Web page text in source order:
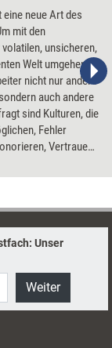
neue Art des
mit den
unsicheren,
Welt umgehen zu
nicht nur andere
auch andere
sind Kulturen, die
Fehler
Vertrauen
Unser
Weiter